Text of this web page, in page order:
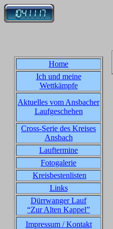
Home
Ich und meine
Wettkämpfe
Aktuelles vom Ansbacher
Laufgeschehen
Cross-Serie des Kreises
Ansbach
Lauftermine
Fotogalerie
Kreisbestenlisten
Links
Dürrwanger Lauf
“Zur Alten Kappel”
Impressum / Kontakt